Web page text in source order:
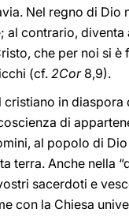
Nel regno di Dio
al contrario, diventa
che per noi si è
(cf.2Cor 8,9).
cristiano in diaspora
di
al popolo di
terra. Anche nella
sacerdoti e
con la Chiesa